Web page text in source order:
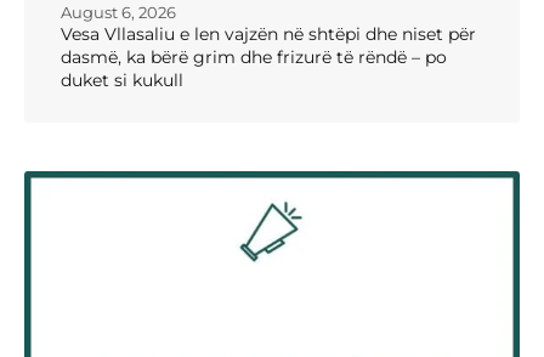
Vesa Vllasaliu e len vajzën në shtëpi dhe niset për
dasmë, ka bërë grim dhe frizurë të rëndë – po
duket si kukull
August 6, 2026